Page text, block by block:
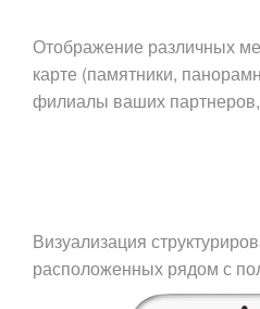
Отображение различных
карте (памятники,
филиалы ваших
Визуализация
расположенных рядом с